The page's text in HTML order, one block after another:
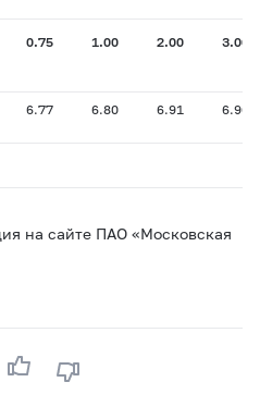
0.75 1.00 2.00 3.00
6.77 6.80 6.91 6.96
на сайте ПАО «Московская